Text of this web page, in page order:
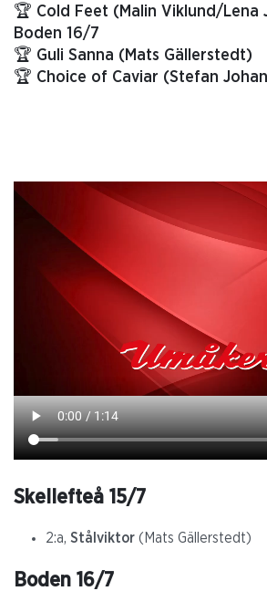
🏆 Cold Feet (Malin Viklund/Lena
Boden 16/7
🏆 Guli Sanna (Mats Gällerstedt)
🏆 Choice of Caviar (Stefan
Skellefteå 15/7
2:a, Stålviktor (Mats Gällerstedt)
Boden 16/7